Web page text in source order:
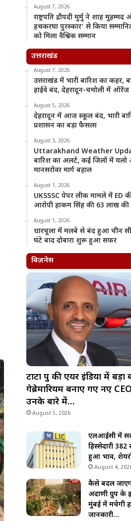
August 7, 2026
राष्ट्रपति द्रौपदी मुर्मु ने शाह
हथकरघा पुरस्कार’ से किया
को मिला वैश्विक सम्मान
उत्तराखंड
August 7, 2026
उत्तराखंड में भारी बारिश का कहर,
हाईवे बंद, देहरादून-चमोली में ऑरेंज
August 5, 2026
देहरादून में आज स्कूल बंद, भारी
प्रशासन का बड़ा फैसला
August 3, 2026
Uttarakhand Weather
बारिश का अलर्ट, कई जिलों में यलो
मानसरोवर मार्ग बहाल
August 1, 2026
UKSSSC पेपर लीक मामले में ED
आरोपी हाकम सिंह की 63 लाख
August 1, 2026
धारचूला में मलबे से बंद हुआ चीन
घंटे बाद दोबारा शुरू हुआ सफर
बिज़नेस
टाटा ग्रुप की एयर इंडिया में
गेब्रेमारियम बनाए गए नए
उनके बारे में…
August 5, 2026
एलआईसी में
हिस्सेदारी
हुआ भाव,
August 4,
कैसे बदल
अदाणी ग्रुप के
मुंबई में मचेगी
जानकारी…